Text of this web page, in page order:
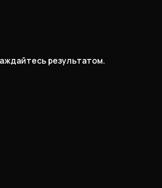
результатом.